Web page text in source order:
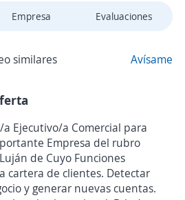
Empresa Evaluaciones
similares Avísame
Ejecutivo/a Comercial para
Empresa del rubro
de Cuyo Funciones
cartera de clientes. Detectar
y generar nuevas cuentas.